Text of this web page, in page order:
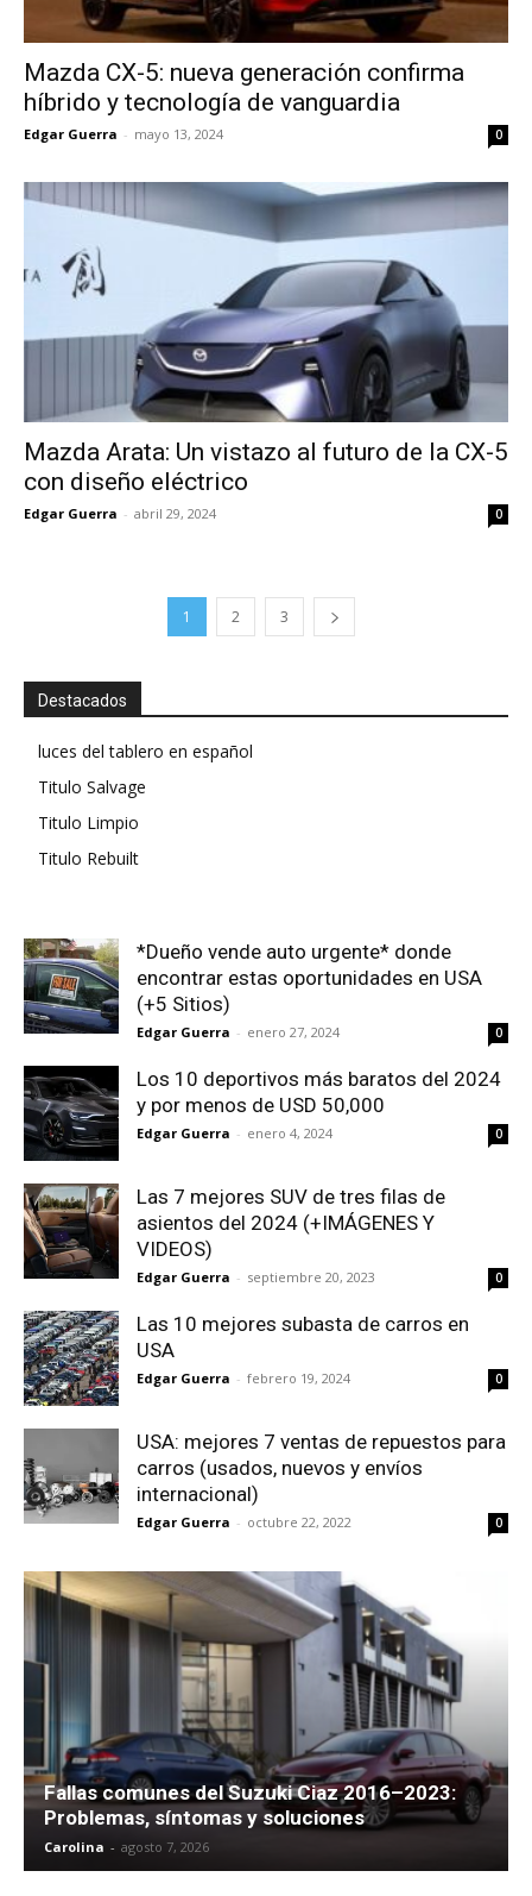
Mazda CX-5: nueva generación confirma
híbrido y tecnología de vanguardia
Edgar Guerra - mayo 13, 2024 0
Mazda Arata: Un vistazo al futuro de la CX-5
con diseño eléctrico
Edgar Guerra - abril 29, 2024 0
1 2 3
Destacados
luces del tablero en español
Titulo Salvage
Titulo Limpio
Titulo Rebuilt
*Dueño vende auto urgente* donde
encontrar estas oportunidades en USA
(+5 Sitios)
Edgar Guerra - enero 27, 2024 0
Los 10 deportivos más baratos del 2024
y por menos de USD 50,000
Edgar Guerra - enero 4, 2024 0
Las 7 mejores SUV de tres filas de
asientos del 2024 (+IMÁGENES Y
VIDEOS)
Edgar Guerra - septiembre 20, 2023 0
Las 10 mejores subasta de carros en
USA
Edgar Guerra - febrero 19, 2024 0
USA: mejores 7 ventas de repuestos para
carros (usados, nuevos y envíos
internacional)
Edgar Guerra - octubre 22, 2022 0
Fallas comunes del Suzuki Ciaz 2016–2023:
Problemas, síntomas y soluciones
Carolina - agosto 7, 2026